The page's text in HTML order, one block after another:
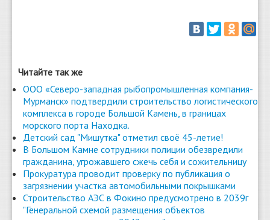
Читайте так же
ООО «Северо-западная рыбопромышленная компания-
Мурманск» подтвердили строительство логистического
комплекса в городе Большой Камень, в границах
морского порта Находка.
Детский сад "Мишутка" отметил своё 45-летие!
В Большом Камне сотрудники полиции обезвредили
гражданина, угрожавшего сжечь себя и сожительницу
Прокуратура проводит проверку по публикация о
загрязнении участка автомобильными покрышками
Строительство АЭС в Фокино предусмотрено в 2039г
"Генеральной схемой размещения объектов